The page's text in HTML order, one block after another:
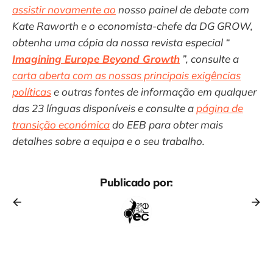
assistir novamente ao nosso painel de debate com
Kate Raworth e o economista-chefe da DG GROW,
obtenha uma cópia da nossa revista especial “
Imagining Europe Beyond Growth ”, consulte a
carta aberta com as nossas principais exigências
políticase outras fontes de informação em qualquer
das 23 línguas disponíveis e consulte a página de
transição económicado EEB para obter mais
detalhes sobre a equipa e o seu trabalho.
Publicado por: